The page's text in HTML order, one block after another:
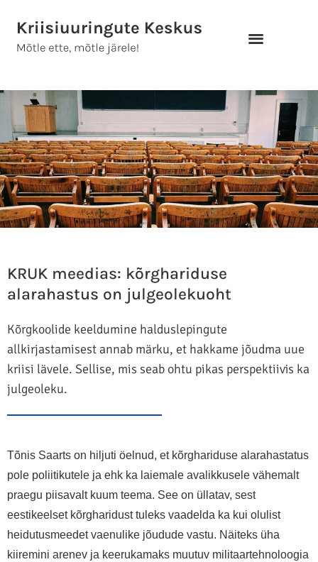
content
KRUK meedias: kõrghariduse
alarahastus on julgeolekuoht
Kõrgkoolide keeldumine halduslepingute
allkirjastamisest annab märku, et hakkame jõudma uue
kriisi lävele. Sellise, mis seab ohtu pikas perspektiivis ka
julgeoleku.
Tõnis Saarts on hiljuti öelnud, et kõrghariduse alarahastatus
pole poliitikutele ja ehk ka laiemale avalikkusele vähemalt
praegu piisavalt kuum teema. See on üllatav, sest
eestikeelset kõrgharidust tuleks vaadelda ka kui olulist
heidutusmeedet vaenulike jõudude vastu. Näiteks üha
kiiremini arenev ja keerukamaks muutuv militaartehnoloogia